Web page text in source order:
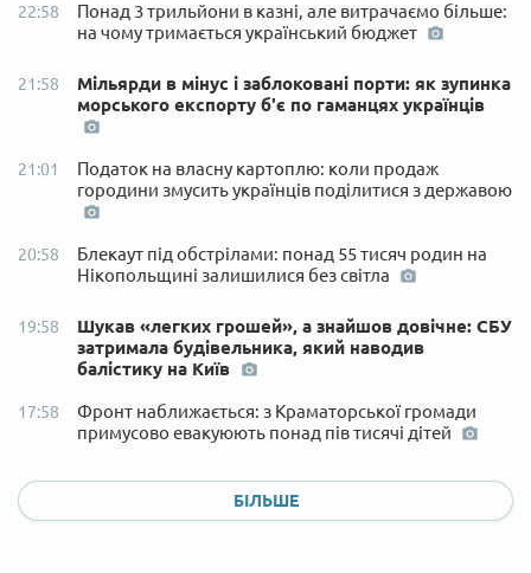
22:58
Понад 3 трильйони в казні, але витрачаємо більше:
на чому тримається український бюджет
21:58
Мільярди в мінус і заблоковані порти: як зупинка
морського експорту б'є по гаманцях українців
21:01
Податок на власну картоплю: коли продаж
городини змусить українців поділитися з державою
20:58
Блекаут під обстрілами: понад 55 тисяч родин на
Нікопольщині залишилися без світла
19:58
Шукав «легких грошей», а знайшов довічне: СБУ
затримала будівельника, який наводив
балістику на Київ
17:58
Фронт наближається: з Краматорської громади
примусово евакуюють понад пів тисячі дітей
БІЛЬШЕ